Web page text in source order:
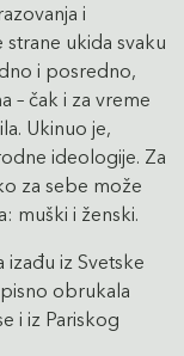
i
strane ukida svaku
i posredno,
– čak i za vreme
Ukinuo je,
ideologije. Za
za sebe može
muški i ženski.
iz Svetske
obrukala
i iz Pariskog